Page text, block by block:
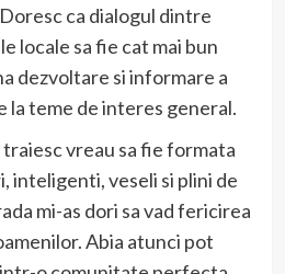
ca dialogul dintre
locale sa fie cat mai bun
dezvoltare si informare a
la teme de interes general.
vreau sa fie formata
inteligenti, veseli si plini de
mi-as dori sa vad fericirea
Abia atunci pot